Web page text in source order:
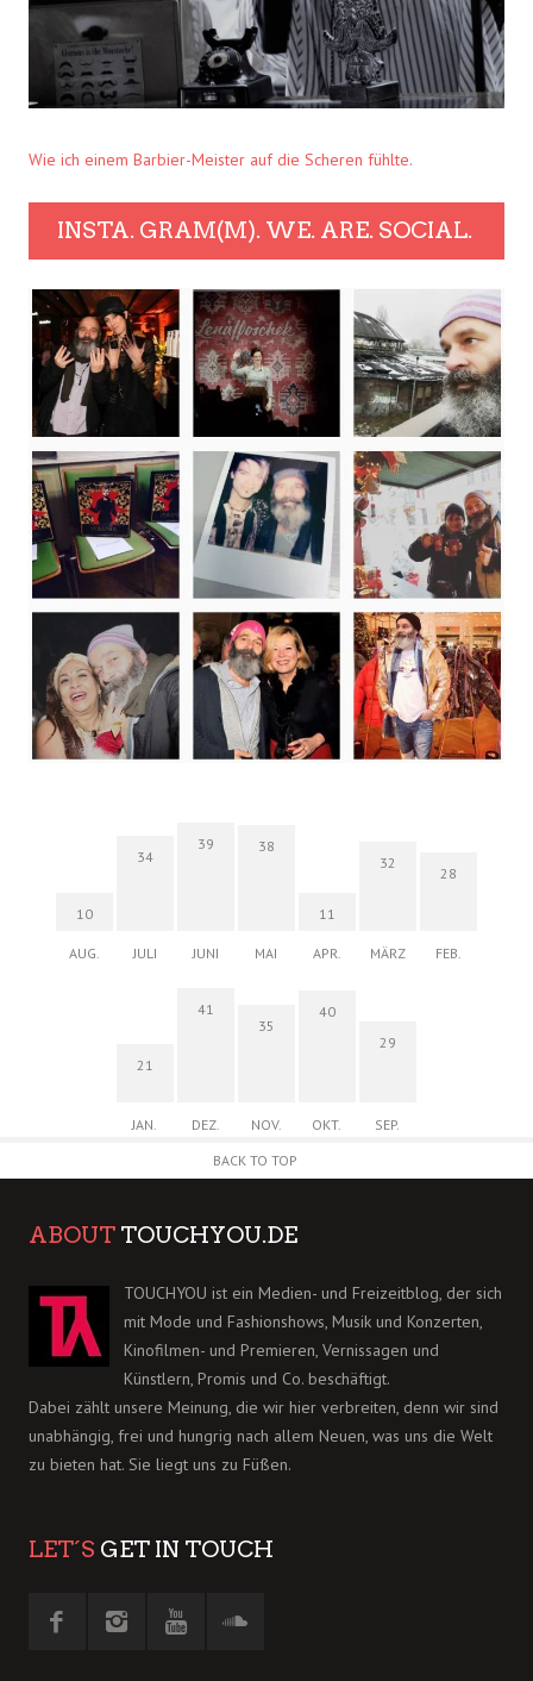
Wie ich einem Barbier-Meister auf die Scheren fühlte.
INSTA. GRAM(M). WE. ARE. SOCIAL.
10
AUG.
34
JULI
39
JUNI
38
MAI
11
APR.
32
MÄRZ
28
FEB.
21
JAN.
41
DEZ.
35
NOV.
40
OKT.
29
SEP.
BACK TO TOP
ABOUT TOUCHYOU.DE
TOUCHYOU ist ein Medien- und Freizeitblog, der sich
mit Mode und Fashionshows, Musik und Konzerten,
Kinofilmen- und Premieren, Vernissagen und
Künstlern, Promis und Co. beschäftigt.
Dabei zählt unsere Meinung, die wir hier verbreiten, denn wir sind
unabhängig, frei und hungrig nach allem Neuen, was uns die Welt
zu bieten hat. Sie liegt uns zu Füßen.
LET´S GET IN TOUCH